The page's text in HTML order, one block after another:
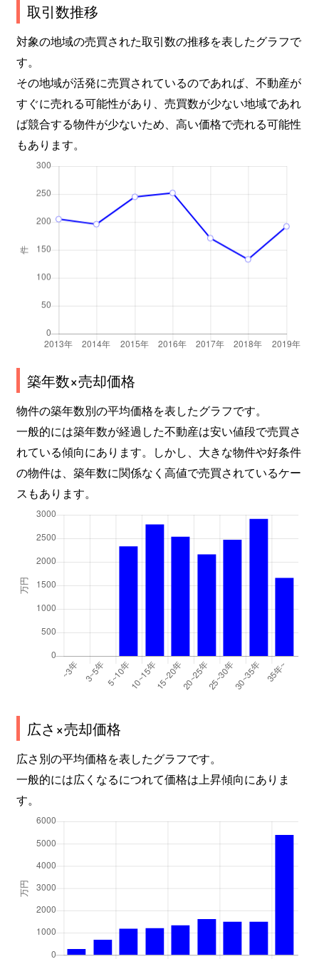
取引数推移
対象の地域の売買された取引数の推移を表したグラフで
す。
その地域が活発に売買されているのであれば、不動産が
すぐに売れる可能性があり、売買数が少ない地域であれ
ば競合する物件が少ないため、高い価格で売れる可能性
もあります。
築年数×売却価格
物件の築年数別の平均価格を表したグラフです。
一般的には築年数が経過した不動産は安い値段で売買さ
れている傾向にあります。しかし、大きな物件や好条件
の物件は、築年数に関係なく高値で売買されているケー
スもあります。
広さ×売却価格
広さ別の平均価格を表したグラフです。
一般的には広くなるにつれて価格は上昇傾向にありま
す。